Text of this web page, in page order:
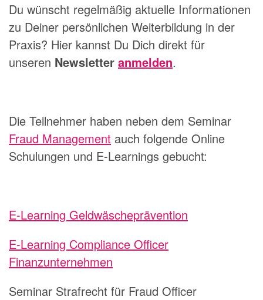
Du wünscht regelmäßig aktuelle Informationen
zu Deiner persönlichen Weiterbildung in der
Praxis? Hier kannst Du Dich direkt für
unseren Newsletter anmelden.
Die Teilnehmer haben neben dem Seminar
Fraud Management auch folgende Online
Schulungen und E-Learnings gebucht:
E-Learning Geldwäscheprävention
E-Learning Compliance Officer
Finanzunternehmen
Seminar Strafrecht für Fraud Officer